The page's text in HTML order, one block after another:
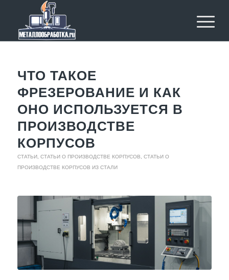
ЧТО ТАКОЕ
ФРЕЗЕРОВАНИЕ И КАК
ОНО ИСПОЛЬЗУЕТСЯ В
ПРОИЗВОДСТВЕ
КОРПУСОВ
СТАТЬИ, СТАТЬИ О ПРОИЗВОДСТВЕ КОРПУСОВ СТАТЬИ О
ПРОИЗВОДСТВЕ КОРПУСОВ ИЗ СТАЛИ